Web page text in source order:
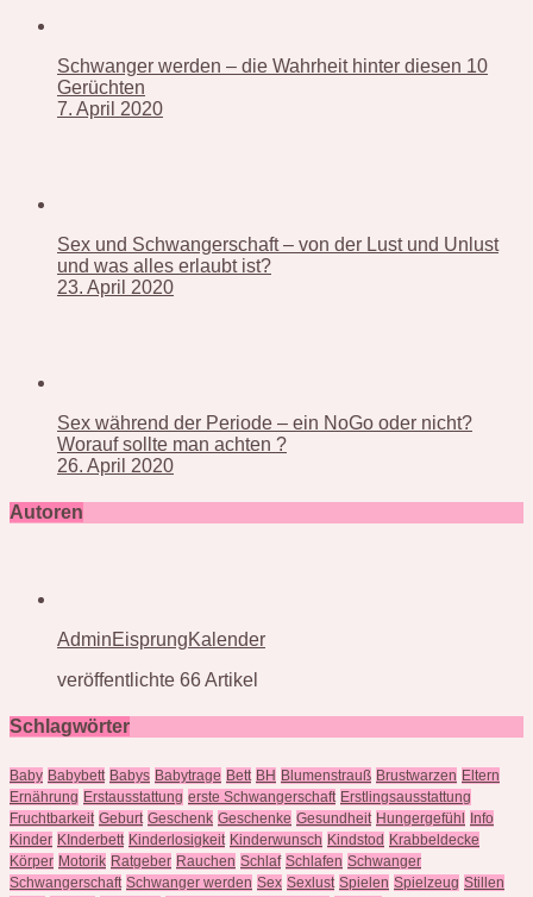
Schwanger werden – die Wahrheit hinter diesen 10
Gerüchten
7. April 2020
Sex und Schwangerschaft – von der Lust und Unlust
und was alles erlaubt ist?
23. April 2020
Sex während der Periode – ein NoGo oder nicht?
Worauf sollte man achten ?
26. April 2020
Autoren
AdminEisprungKalender
veröffentlichte 66 Artikel
Schlagwörter
Baby Babybett Babys Babytrage Bett BH Blumenstrauß Brustwarzen Eltern
Ernährung Erstausstattung erste Schwangerschaft Erstlingsausstattung
Fruchtbarkeit Geburt Geschenk Geschenke Gesundheit Hungergefühl Info
Kinder KInderbett Kinderlosigkeit Kinderwunsch Kindstod Krabbeldecke
Körper Motorik Ratgeber Rauchen Schlaf Schlafen Schwanger
Schwangerschaft Schwanger werden Sex Sexlust Spielen Spielzeug Stillen